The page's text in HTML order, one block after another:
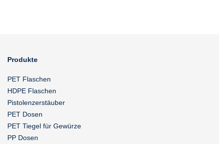
Produkte
PET Flaschen
HDPE Flaschen
Pistolenzerstäuber
PET Dosen
PET Tiegel für Gewürze
PP Dosen